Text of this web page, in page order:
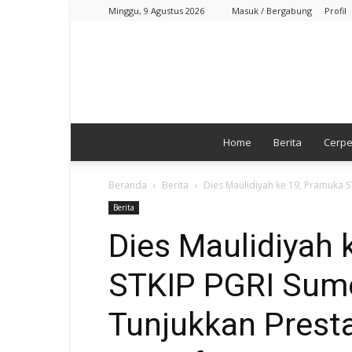
Minggu, 9 Agustus 2026 Masuk / Bergabung Profil
Home Berita
Beranda Berita Dies Maulidiyah ke 19, Pramuka
Berita
Dies Maulidiyah
STKIP PGRI
Tunjukkan